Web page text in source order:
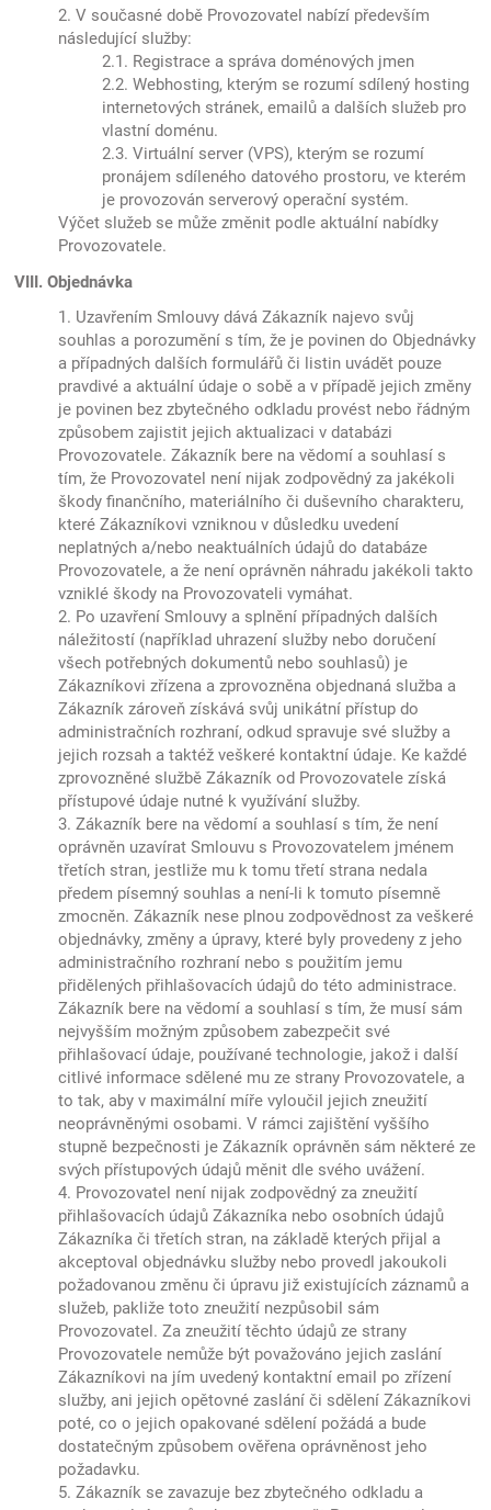
2. V současné době Provozovatel nabízí především
následující služby:
2.1. Registrace a správa doménových jmen
2.2. Webhosting, kterým se rozumí sdílený hosting
internetových stránek, emailů a dalších služeb pro
vlastní doménu.
2.3. Virtuální server (VPS), kterým se rozumí
pronájem sdíleného datového prostoru, ve kterém
je provozován serverový operační systém.
Výčet služeb se může změnit podle aktuální nabídky
Provozovatele.
VIII. Objednávka
1. Uzavřením Smlouvy dává Zákazník najevo svůj
souhlas a porozumění s tím, že je povinen do Objednávky
a případných dalších formulářů či listin uvádět pouze
pravdivé a aktuální údaje o sobě a v případě jejich změny
je povinen bez zbytečného odkladu provést nebo řádným
způsobem zajistit jejich aktualizaci v databázi
Provozovatele. Zákazník bere na vědomí a souhlasí s
tím, že Provozovatel není nijak zodpovědný za jakékoli
škody finančního, materiálního či duševního charakteru,
které Zákazníkovi vzniknou v důsledku uvedení
neplatných a/nebo neaktuálních údajů do databáze
Provozovatele, a že není oprávněn náhradu jakékoli takto
vzniklé škody na Provozovateli vymáhat.
2. Po uzavření Smlouvy a splnění případných dalších
náležitostí (například uhrazení služby nebo doručení
všech potřebných dokumentů nebo souhlasů) je
Zákazníkovi zřízena a zprovozněna objednaná služba a
Zákazník zároveň získává svůj unikátní přístup do
administračních rozhraní, odkud spravuje své služby a
jejich rozsah a taktéž veškeré kontaktní údaje. Ke každé
zprovozněné službě Zákazník od Provozovatele získá
přístupové údaje nutné k využívání služby.
3. Zákazník bere na vědomí a souhlasí s tím, že není
oprávněn uzavírat Smlouvu s Provozovatelem jménem
třetích stran, jestliže mu k tomu třetí strana nedala
předem písemný souhlas a není-li k tomuto písemně
zmocněn. Zákazník nese plnou zodpovědnost za veškeré
objednávky, změny a úpravy, které byly provedeny z jeho
administračního rozhraní nebo s použitím jemu
přidělených přihlašovacích údajů do této administrace.
Zákazník bere na vědomí a souhlasí s tím, že musí sám
nejvyšším možným způsobem zabezpečit své
přihlašovací údaje, používané technologie, jakož i další
citlivé informace sdělené mu ze strany Provozovatele, a
to tak, aby v maximální míře vyloučil jejich zneužití
neoprávněnými osobami. V rámci zajištění vyššího
stupně bezpečnosti je Zákazník oprávněn sám některé ze
svých přístupových údajů měnit dle svého uvážení.
4. Provozovatel není nijak zodpovědný za zneužití
přihlašovacích údajů Zákazníka nebo osobních údajů
Zákazníka či třetích stran, na základě kterých přijal a
akceptoval objednávku služby nebo provedl jakoukoli
požadovanou změnu či úpravu již existujících záznamů a
služeb, pakliže toto zneužití nezpůsobil sám
Provozovatel. Za zneužití těchto údajů ze strany
Provozovatele nemůže být považováno jejich zaslání
Zákazníkovi na jím uvedený kontaktní email po zřízení
služby, ani jejich opětovné zaslání či sdělení Zákazníkovi
poté, co o jejich opakované sdělení požádá a bude
dostatečným způsobem ověřena oprávněnost jeho
požadavku.
5. Zákazník se zavazuje bez zbytečného odkladu a